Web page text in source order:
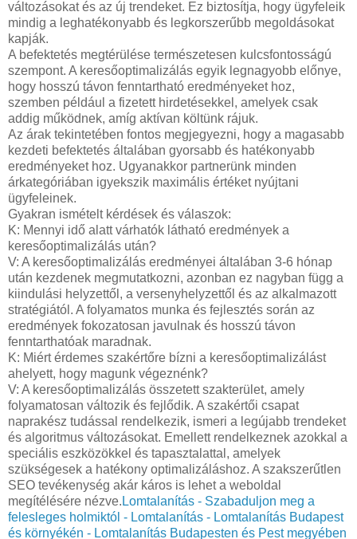
változásokat és az új trendeket. Ez biztosítja, hogy ügyfeleik
mindig a leghatékonyabb és legkorszerűbb megoldásokat
kapják.
A befektetés megtérülése természetesen kulcsfontosságú
szempont. A keresőoptimalizálás egyik legnagyobb előnye,
hogy hosszú távon fenntartható eredményeket hoz,
szemben például a fizetett hirdetésekkel, amelyek csak
addig működnek, amíg aktívan költünk rájuk.
Az árak tekintetében fontos megjegyezni, hogy a magasabb
kezdeti befektetés általában gyorsabb és hatékonyabb
eredményeket hoz. Ugyanakkor partnerünk minden
árkategóriában igyekszik maximális értéket nyújtani
ügyfeleinek.
Gyakran ismételt kérdések és válaszok:
K: Mennyi idő alatt várhatók látható eredmények a
keresőoptimalizálás után?
V: A keresőoptimalizálás eredményei általában 3-6 hónap
után kezdenek megmutatkozni, azonban ez nagyban függ a
kiindulási helyzettől, a versenyhelyzettől és az alkalmazott
stratégiától. A folyamatos munka és fejlesztés során az
eredmények fokozatosan javulnak és hosszú távon
fenntarthatóak maradnak.
K: Miért érdemes szakértőre bízni a keresőoptimalizálást
ahelyett, hogy magunk végeznénk?
V: A keresőoptimalizálás összetett szakterület, amely
folyamatosan változik és fejlődik. A szakértői csapat
naprakész tudással rendelkezik, ismeri a legújabb trendeket
és algoritmus változásokat. Emellett rendelkeznek azokkal a
speciális eszközökkel és tapasztalattal, amelyek
szükségesek a hatékony optimalizáláshoz. A szakszerűtlen
SEO tevékenység akár káros is lehet a weboldal
megítélésére nézve. Lomtalanítás - Szabaduljon meg a
felesleges holmiktól - Lomtalanítás - Lomtalanítás Budapest
és környékén - Lomtalanítás Budapesten és Pest megyében